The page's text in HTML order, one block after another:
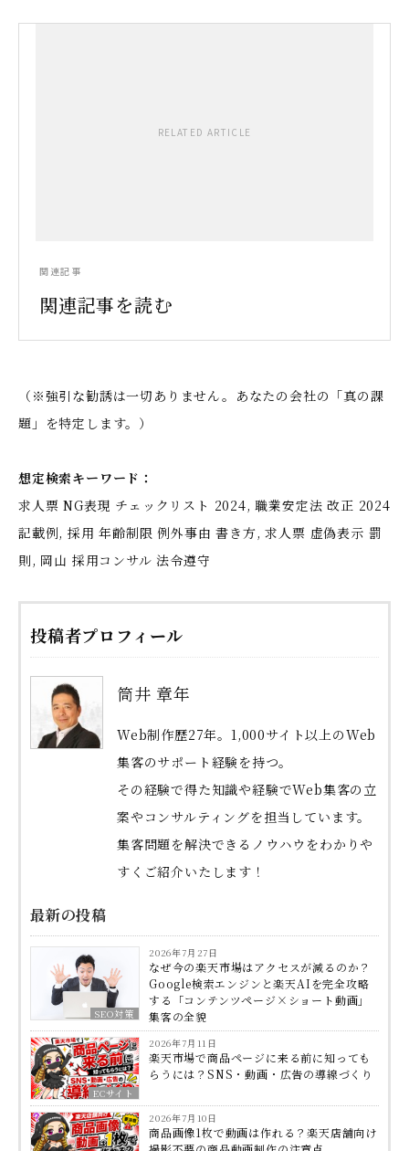
RELATED ARTICLE
関連記事
関連記事を読む
（※強引な勧誘は一切ありません。あなたの会社の「真の課
題」を特定します。）
想定検索キーワード：
求人票 NG表現 チェックリスト 2024, 職業安定法 改正 2024
記載例, 採用 年齢制限 例外事由 書き方, 求人票 虚偽表示 罰
則, 岡山 採用コンサル 法令遵守
投稿者プロフィール
筒井 章年
Web制作歴27年。1,000サイト以上のWeb
集客のサポート経験を持つ。
その経験で得た知識や経験でWeb集客の立
案やコンサルティングを担当しています。
集客問題を解決できるノウハウをわかりや
すくご紹介いたします！
最新の投稿
SEO対策
2026年7月27日
なぜ今の楽天市場はアクセスが減るのか？
Google検索エンジンと楽天AIを完全攻略
する「コンテンツページ×ショート動画」
集客の全貌
ECサイト
2026年7月11日
楽天市場で商品ページに来る前に知っても
らうには？SNS・動画・広告の導線づくり
2026年7月10日
商品画像1枚で動画は作れる？楽天店舗向け